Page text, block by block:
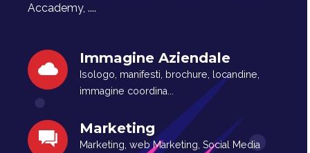
Accademy, ....
Immagine Aziendale
Isologo, manifesti, brochure, locandine,
immagine coordina...
Marketing
Marketing, web Marketing, Social Media